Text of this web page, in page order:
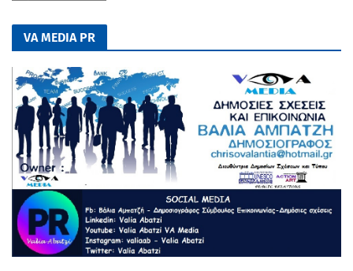
VA MEDIA PR